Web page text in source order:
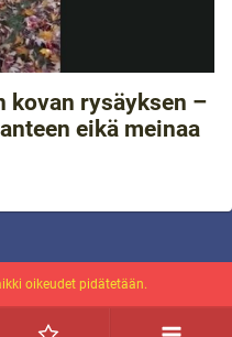
kovan rysäyksen –
eikä meinaa
oikeudet pidätetään.